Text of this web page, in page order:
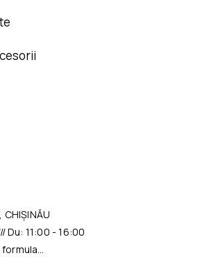
Du: 11:00 - 16:00